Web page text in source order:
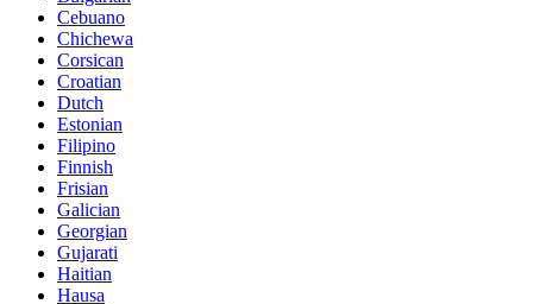
Cebuano
Chichewa
Corsican
Croatian
Dutch
Estonian
Filipino
Finnish
Frisian
Galician
Georgian
Gujarati
Haitian
Hausa